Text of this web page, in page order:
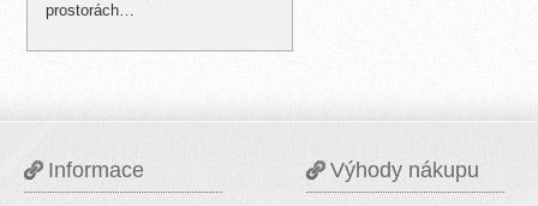
prostorách…
Informace Výhody nákupu